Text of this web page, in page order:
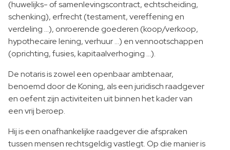
(huwelijks- of samenlevingscontract, echtscheiding,
schenking), erfrecht (testament, vereffening en
verdeling …), onroerende goederen (koop/verkoop,
hypothecaire lening, verhuur …) en vennootschappen
(oprichting, fusies, kapitaalverhoging …).
De notaris is zowel een openbaar ambtenaar,
benoemd door de Koning, als een juridisch raadgever
en oefent zijn activiteiten uit binnen het kader van
een vrij beroep.
Hij is een onafhankelijke raadgever die afspraken
tussen mensen rechtsgeldig vastlegt. Op die manier is